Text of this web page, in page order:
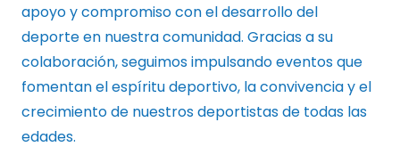
apoyo y compromiso con el desarrollo del
deporte en nuestra comunidad. Gracias a su
colaboración, seguimos impulsando eventos que
fomentan el espíritu deportivo, la convivencia y el
crecimiento de nuestros deportistas de todas las
edades.